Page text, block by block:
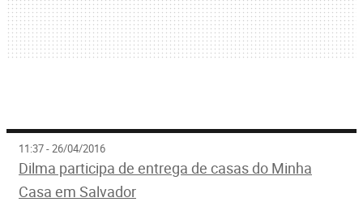
11:37 - 26/04/2016
Dilma participa de entrega de casas do Minha
Casa em Salvador